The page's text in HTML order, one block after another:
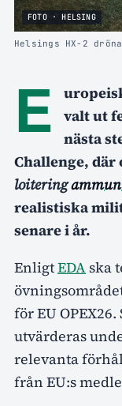
FOTO · HELSING
Helsings HX-2
E
valt ut
nästa
Challenge, där
loitering
realistiska
senare i år.
EnligtEDA ska
för EU
utvärderas
relevanta
från EU:s